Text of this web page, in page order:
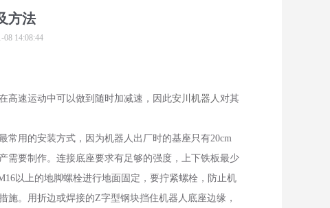
方法
14:08:44
高速运动中可以做到随时加减速，因此安川机器人对其
常用的安装方式，因为机器人出厂时的基座只有20cm
需要制作。连接底座要求有足够的强度，上下铁板最少
以上的地脚螺栓进行地面固定，要拧紧螺栓，防止机
施。用折边或焊接的Z字型钢块挡住机器人底座边缘，